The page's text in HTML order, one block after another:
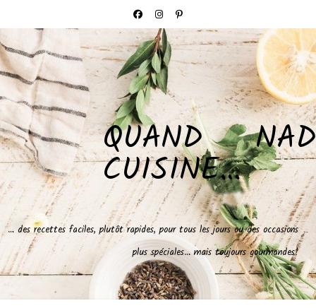
QUAND NAD
CUISINE…
… des recettes faciles, plutôt rapides, pour tous les jours ou des occasions
plus spéciales… mais toujours gourmandes!